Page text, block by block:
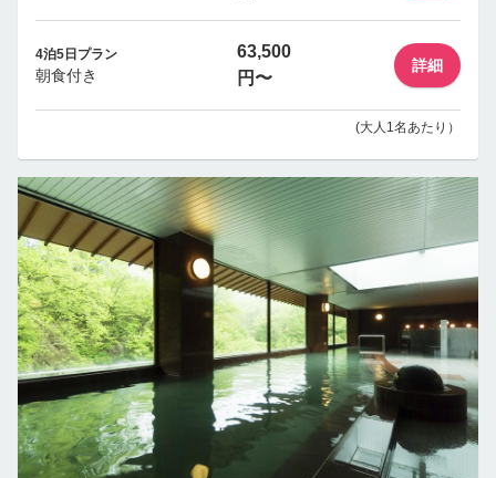
4泊5日プラン
朝食付き
63,500
円〜
詳細
(大人1名あたり）